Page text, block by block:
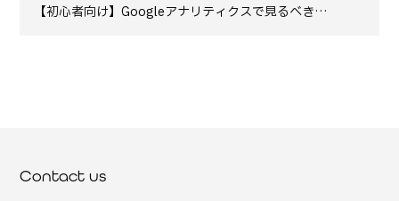
【初心者向け】Googleアナリティクスで見るべき…
Contact us